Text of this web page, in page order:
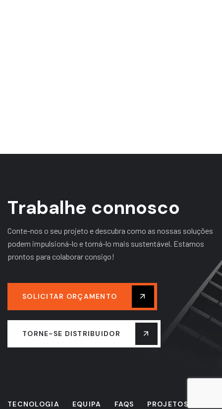
Trabalhe connosco
Conte-nos o seu projeto e descubra como as nossas soluções
podem impulsioná-lo e torná-lo mais sustentável. Estamos
prontos para colaborar consigo!
SOLICITAR ORÇAMENTO
TORNE-SE DISTRIBUIDOR
TECNOLOGIA EQUIPA FAQS PROJETOS